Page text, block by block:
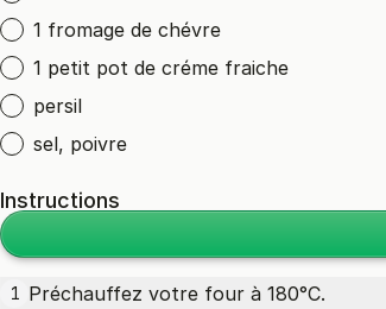
1 fromage de chévre
1 petit pot de créme fraiche
persil
sel, poivre
Instructions
1 Préchauffez votre four à 180°C.